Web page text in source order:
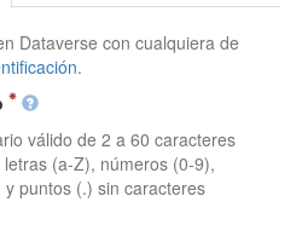
Dataverse con cualquiera de
.
válido de 2 a 60 caracteres
(a-Z), números (0-9),
puntos (.) sin caracteres